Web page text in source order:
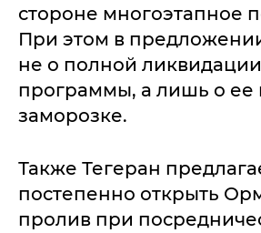
стороне многоэтапное
При этом в
не о полной
программы, а лишь о ее
заморозке.
Также Тегеран
постепенно открыть
пролив при